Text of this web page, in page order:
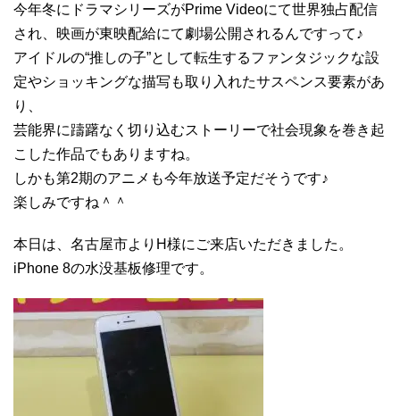
今年冬にドラマシリーズがPrime Videoにて世界独占配信
され、映画が東映配給にて劇場公開されるんですって♪
アイドルの“推しの子”として転生するファンタジックな設
定やショッキングな描写も取り入れたサスペンス要素があ
り、
芸能界に躊躇なく切り込むストーリーで社会現象を巻き起
こした作品でもありますね。
しかも第2期のアニメも今年放送予定だそうです♪
楽しみですね＾＾
本日は、名古屋市よりH様にご来店いただきました。
iPhone 8の水没基板修理です。